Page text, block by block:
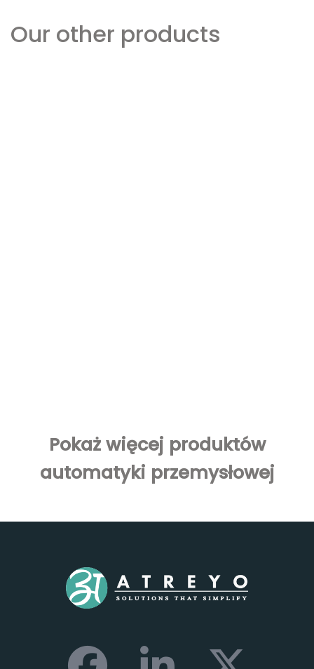
Our other products
Pokaż więcej produktów
automatyki przemysłowej